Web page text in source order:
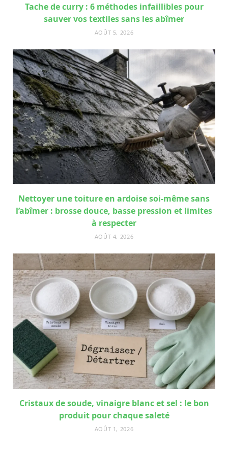
Tache de curry : 6 méthodes infaillibles pour
sauver vos textiles sans les abîmer
AOÛT 5, 2026
Nettoyer une toiture en ardoise soi-même sans
l’abîmer : brosse douce, basse pression et limites
à respecter
AOÛT 4, 2026
Cristaux de soude, vinaigre blanc et sel : le bon
produit pour chaque saleté
AOÛT 1, 2026